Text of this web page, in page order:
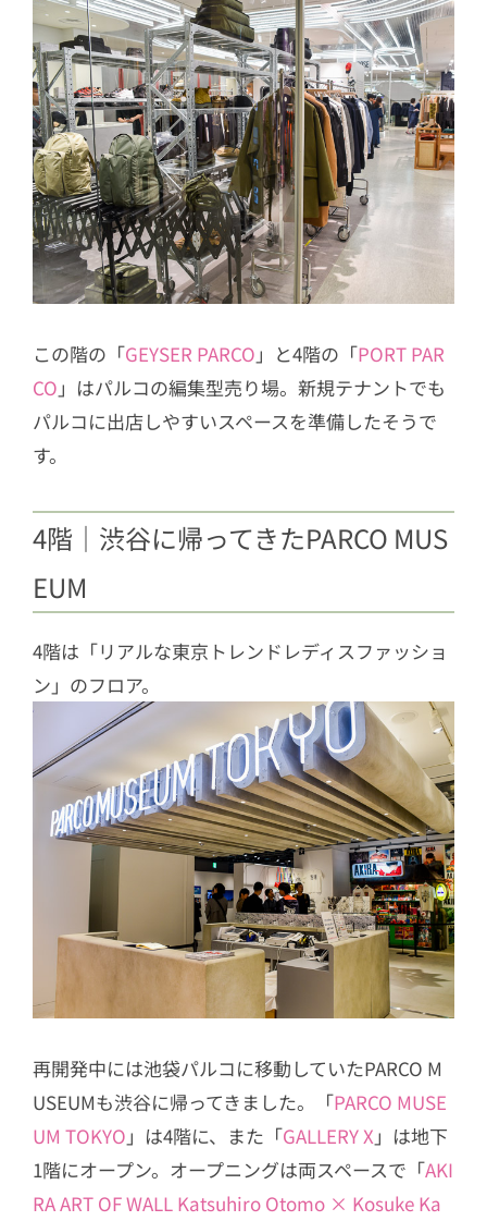
この階の「GEYSER PARCO 」と4階の「PORT PAR
CO 」はパルコの編集型売り場。新規テナントでも
パルコに出店しやすいスペースを準備したそうで
す。
4階｜渋谷に帰ってきたPARCO MUS
EUM
4階は「リアルな東京トレンドレディスファッショ
ン」のフロア。
再開発中には池袋パルコに移動していたPARCO M
USEUMも渋谷に帰ってきました。「PARCO MUSE
UM TOKYO 」は4階に、また「GALLERY X 」は地下
1階にオープン。オープニングは両スペースで「AKI
RA ART OF WALL Katsuhiro Otomo × Kosuke Ka